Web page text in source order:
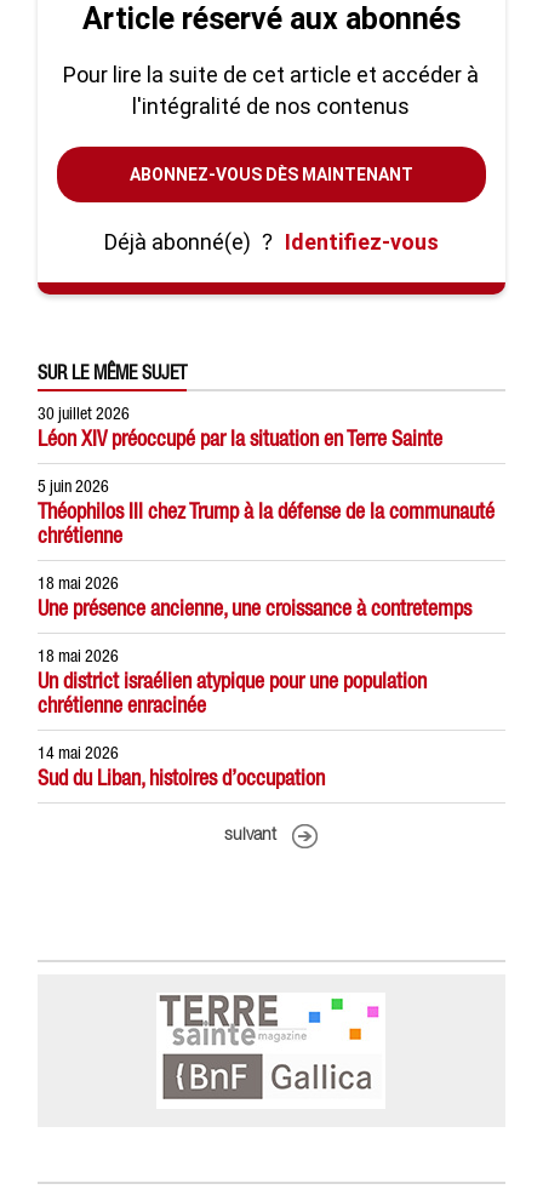
Article réservé aux abonnés
Pour lire la suite de cet article et accéder à
l'intégralité de nos contenus
ABONNEZ-VOUS DÈS MAINTENANT
Déjà abonné(e) ? Identifiez-vous
SUR LE MÊME SUJET
30 juillet 2026
Léon XIV préoccupé par la situation en Terre Sainte
5 juin 2026
Théophilos III chez Trump à la défense de la communauté
chrétienne
18 mai 2026
Une présence ancienne, une croissance à contretemps
18 mai 2026
Un district israélien atypique pour une population
chrétienne enracinée
14 mai 2026
Sud du Liban, histoires d’occupation
suivant